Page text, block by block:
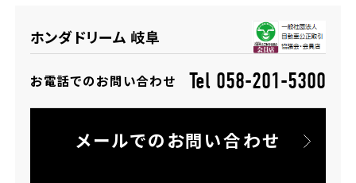
ホンダドリーム 岐阜
お電話でのお問い合わせ Tel 058-201-5300
メールでのお問い合わせ
ホンダドリーム ふかや花園
ホンダドリーム 所沢